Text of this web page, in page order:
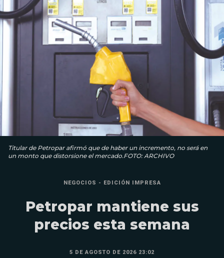
Titular de Petropar afirmó que de haber un incremento, no será en
un monto que distorsione el mercado.FOTO: ARCHIVO
NEGOCIOS - EDICIÓN IMPRESA
Petropar mantiene sus
precios esta semana
5 DE AGOSTO DE 2026 23:02